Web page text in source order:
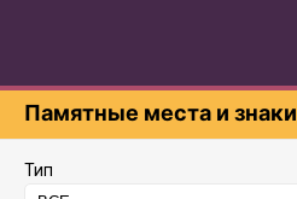
Памятные места и знаки
Тип